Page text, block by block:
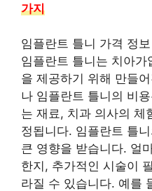
가지
임플란트 틀니 가격 정
임플란트 틀니는 치아
을 제공하기 위해 만들
나 임플란트 틀니의 비
는 재료, 치과 의사의 체
정됩니다. 임플란트 틀
큰 영향을 받습니다. 얼
한지, 추가적인 시술이
라질 수 있습니다. 예를